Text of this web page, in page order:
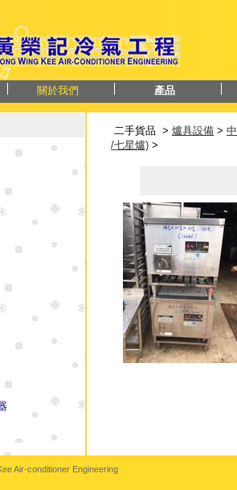
關於我們 產品
二手貨品 > 爐具設備 >
/七星爐) >
Air-conditioner Engineering